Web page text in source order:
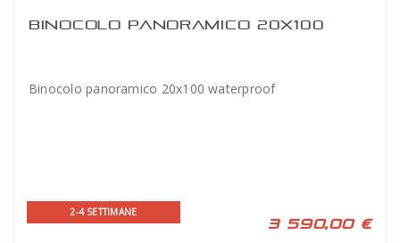
BINOCOLO PANORAMICO 20X100
Binocolo panoramico 20x100 waterproof
2-4 SETTIMANE
3 590,00 €